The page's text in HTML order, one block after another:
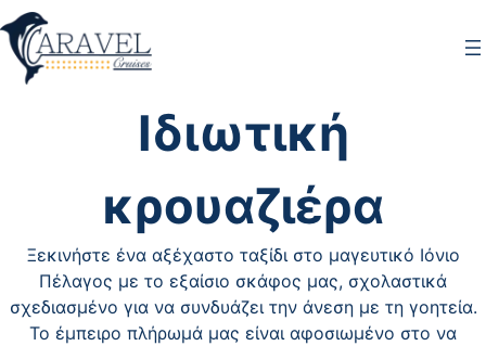
Ιδιωτική
κρουαζιέρα
Ξεκινήστε ένα αξέχαστο ταξίδι στο μαγευτικό Ιόνιο
Πέλαγος με το εξαίσιο σκάφος μας, σχολαστικά
σχεδιασμένο για να συνδυάζει την άνεση με τη γοητεία.
Το έμπειρο πλήρωμά μας είναι αφοσιωμένο στο να